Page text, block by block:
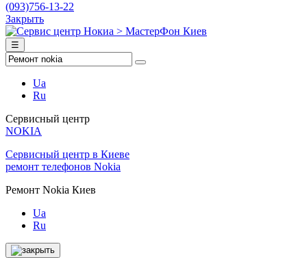
(093)756-13-22
Закрыть
☰
Ua
Ru
Сервисный центр
NOKIA
Сервисный центр в Киеве
ремонт телефонов Nokia
Ремонт Nokia Киев
Ua
Ru